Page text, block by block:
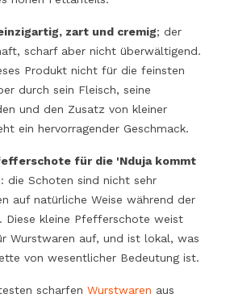
zart und cremig; der
scharf aber nicht überwältigend.
Produkt nicht für die feinsten
durch sein Fleisch, seine
und den Zusatz von kleiner
ein hervorragender Geschmack.
für die 'Nduja kommt
: die Schoten sind nicht sehr
auf natürliche Weise während der
Diese kleine Pfefferschote weist
Wurstwaren auf, und ist lokal, was
von wesentlicher Bedeutung ist.
scharfen Wurstwaren aus